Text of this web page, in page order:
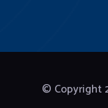
© Copyright